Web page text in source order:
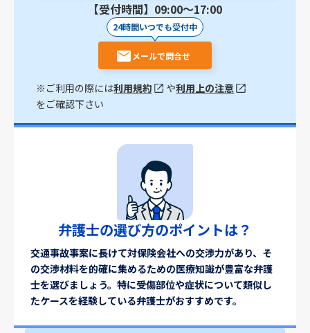
【受付時間】09:00〜17:00
24時間いつでも受付中
メールで問合せ
※ご利用の際には利用規約 や利用上の注意
をご確認下さい
弁護士の選び方のポイントは？
交通事故事案に長けて対保険会社への交渉力があり、そ
の交渉材料を的確に集めるための医療知識が豊富な弁護
士を選びましょう。特に受傷部位や症状について類似し
たケースを経験している弁護士がおすすめです。